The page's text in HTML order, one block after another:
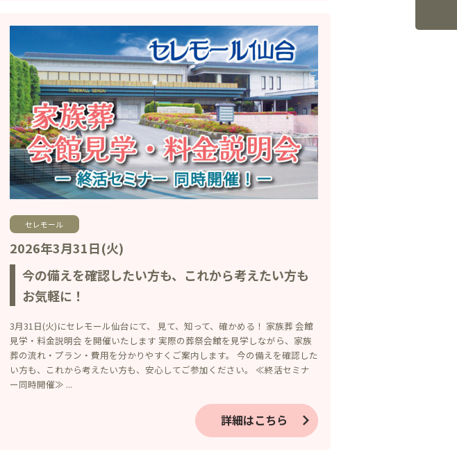
セレモール
2026年3月31日(火)
今の備えを確認したい方も、これから考えたい方も
お気軽に！
3月31日(火)にセレモール仙台にて、 見て、知って、確かめる！ 家族葬 会館
見学・料金説明会 を開催いたします 実際の葬祭会館を見学しながら、家族
葬の流れ・プラン・費用を分かりやすくご案内します。 今の備えを確認した
い方も、これから考えたい方も、安心してご参加ください。 ≪終活セミナ
ー同時開催≫ ...
詳細はこちら